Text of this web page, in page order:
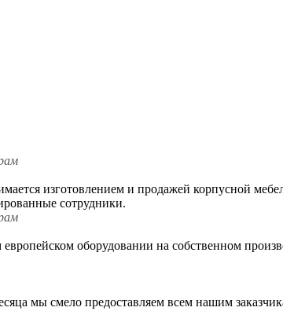
изготовлением и продажей корпусной
сотрудники.
оборудовании на собственном
мы смело предоставляем всем нашим